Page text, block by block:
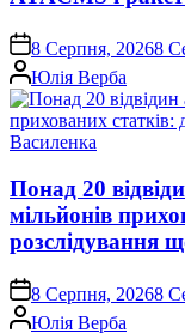
on8 Серпня, 20268
Опубліковано
Юлія Верба
Понад 20
мільйонів
розслідування
on8 Серпня, 20268
Опубліковано
Юлія Верба